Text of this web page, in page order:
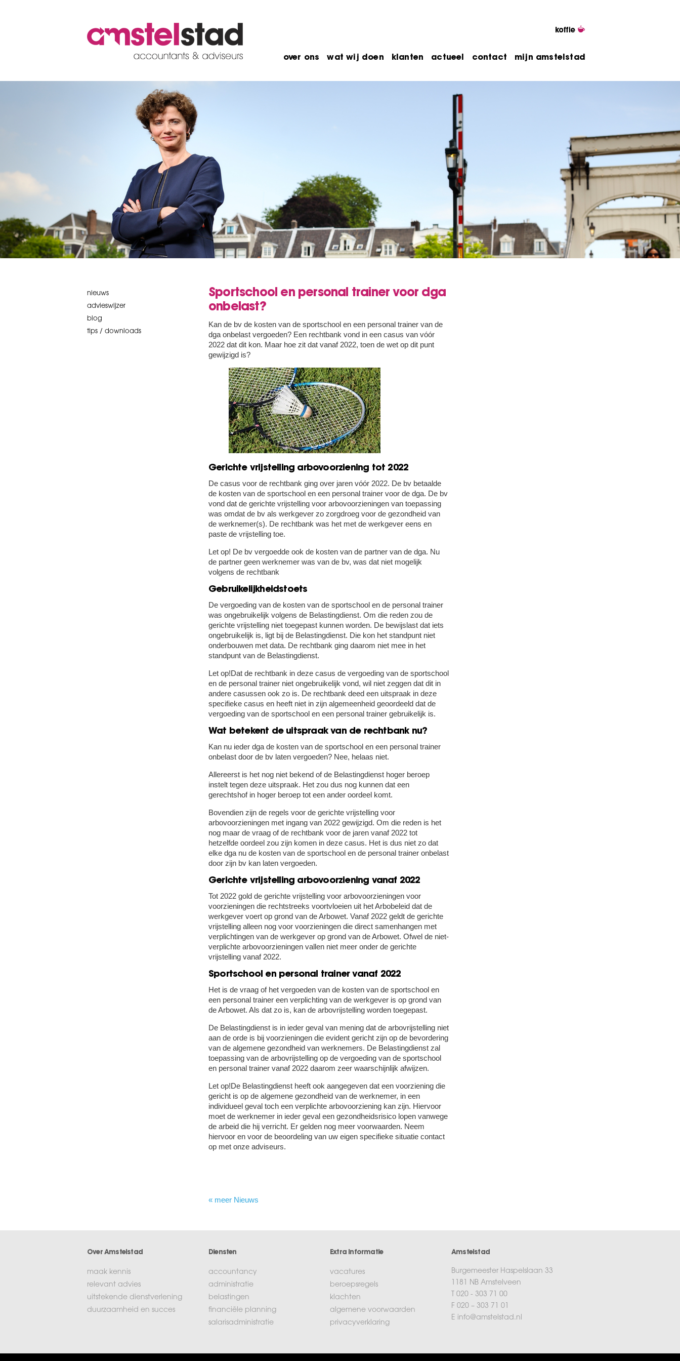
over ons wat wij doen klanten actueel contact mijn amstelstad
nieuws
advieswijzer
blog
tips / downloads
Sportschool en personal trainer voor dga
onbelast?
Kan de bv de kosten van de sportschool en een personal trainer van de
dga onbelast vergoeden? Een rechtbank vond in een casus van vóór
2022 dat dit kon. Maar hoe zit dat vanaf 2022, toen de wet op dit punt
gewijzigd is?
Gerichte vrijstelling arbovoorziening tot 2022
De casus voor de rechtbank ging over jaren vóór 2022. De bv betaalde
de kosten van de sportschool en een personal trainer voor de dga. De bv
vond dat de gerichte vrijstelling voor arbovoorzieningen van toepassing
was omdat de bv als werkgever zo zorgdroeg voor de gezondheid van
de werknemer(s). De rechtbank was het met de werkgever eens en
paste de vrijstelling toe.
Let op! De bv vergoedde ook de kosten van de partner van de dga. Nu
de partner geen werknemer was van de bv, was dat niet mogelijk
volgens de rechtbank
Gebruikelijkheidstoets
De vergoeding van de kosten van de sportschool en de personal trainer
was ongebruikelijk volgens de Belastingdienst. Om die reden zou de
gerichte vrijstelling niet toegepast kunnen worden. De bewijslast dat iets
ongebruikelijk is, ligt bij de Belastingdienst. Die kon het standpunt niet
onderbouwen met data. De rechtbank ging daarom niet mee in het
standpunt van de Belastingdienst.
Let op!Dat de rechtbank in deze casus de vergoeding van de sportschool
en de personal trainer niet ongebruikelijk vond, wil niet zeggen dat dit in
andere casussen ook zo is. De rechtbank deed een uitspraak in deze
specifieke casus en heeft niet in zijn algemeenheid geoordeeld dat de
vergoeding van de sportschool en een personal trainer gebruikelijk is.
Wat betekent de uitspraak van de rechtbank nu?
Kan nu ieder dga de kosten van de sportschool en een personal trainer
onbelast door de bv laten vergoeden? Nee, helaas niet.
Allereerst is het nog niet bekend of de Belastingdienst hoger beroep
instelt tegen deze uitspraak. Het zou dus nog kunnen dat een
gerechtshof in hoger beroep tot een ander oordeel komt.
Bovendien zijn de regels voor de gerichte vrijstelling voor
arbovoorzieningen met ingang van 2022 gewijzigd. Om die reden is het
nog maar de vraag of de rechtbank voor de jaren vanaf 2022 tot
hetzelfde oordeel zou zijn komen in deze casus. Het is dus niet zo dat
elke dga nu de kosten van de sportschool en de personal trainer onbelast
door zijn bv kan laten vergoeden.
Gerichte vrijstelling arbovoorziening vanaf 2022
Tot 2022 gold de gerichte vrijstelling voor arbovoorzieningen voor
voorzieningen die rechtstreeks voortvloeien uit het Arbobeleid dat de
werkgever voert op grond van de Arbowet. Vanaf 2022 geldt de gerichte
vrijstelling alleen nog voor voorzieningen die direct samenhangen met
verplichtingen van de werkgever op grond van de Arbowet. Ofwel de niet-
verplichte arbovoorzieningen vallen niet meer onder de gerichte
vrijstelling vanaf 2022.
Sportschool en personal trainer vanaf 2022
Het is de vraag of het vergoeden van de kosten van de sportschool en
een personal trainer een verplichting van de werkgever is op grond van
de Arbowet. Als dat zo is, kan de arbovrijstelling worden toegepast.
De Belastingdienst is in ieder geval van mening dat de arbovrijstelling niet
aan de orde is bij voorzieningen die evident gericht zijn op de bevordering
van de algemene gezondheid van werknemers. De Belastingdienst zal
toepassing van de arbovrijstelling op de vergoeding van de sportschool
en personal trainer vanaf 2022 daarom zeer waarschijnlijk afwijzen.
Let op!De Belastingdienst heeft ook aangegeven dat een voorziening die
gericht is op de algemene gezondheid van de werknemer, in een
individueel geval toch een verplichte arbovoorziening kan zijn. Hiervoor
moet de werknemer in ieder geval een gezondheidsrisico lopen vanwege
de arbeid die hij verricht. Er gelden nog meer voorwaarden. Neem
hiervoor en voor de beoordeling van uw eigen specifieke situatie contact
op met onze adviseurs.
« meer Nieuws
Over Amstelstad
maak kennis
relevant advies
uitstekende dienstverlening
duurzaamheid en succes
Diensten
accountancy
administratie
belastingen
financiële planning
salarisadministratie
Extra informatie
vacatures
beroepsregels
klachten
algemene voorwaarden
privacyverklaring
Amstelstad
Burgemeester Haspelslaan 33
1181 NB Amstelveen
T 020 - 303 71 00
F 020 – 303 71 01
E info@amstelstad.nl
Login